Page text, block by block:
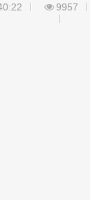
9957